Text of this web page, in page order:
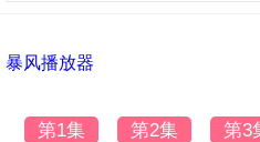
暴风播放器
第1集 第2集 第3